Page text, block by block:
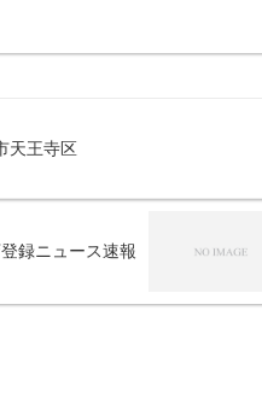
天王寺区
録ニュース速報